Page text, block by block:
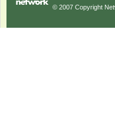
© 2007 Copyright